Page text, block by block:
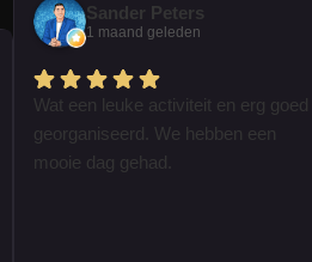
Sander Peters
1 maand geleden
Wat een leuke activiteit en erg goed
georganiseerd. We hebben een
mooie dag gehad.